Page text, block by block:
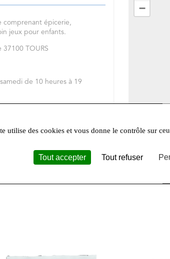
comprenant épicerie,
jeux pour enfants.
TOURS
de 10 heures à 19
−
utilise des cookies et vous donne le contrôle sur
Tout accepter Tout refuser